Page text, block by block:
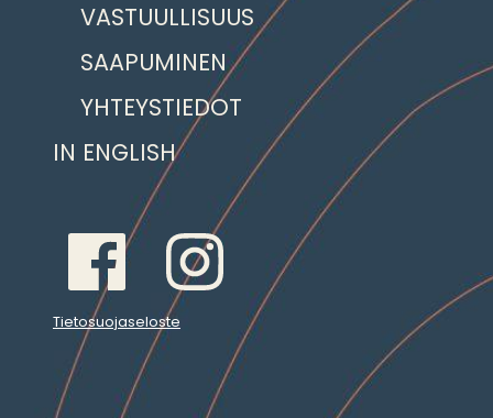
VASTUULLISUUS
SAAPUMINEN
YHTEYSTIEDOT
IN ENGLISH
Tietosuojaseloste